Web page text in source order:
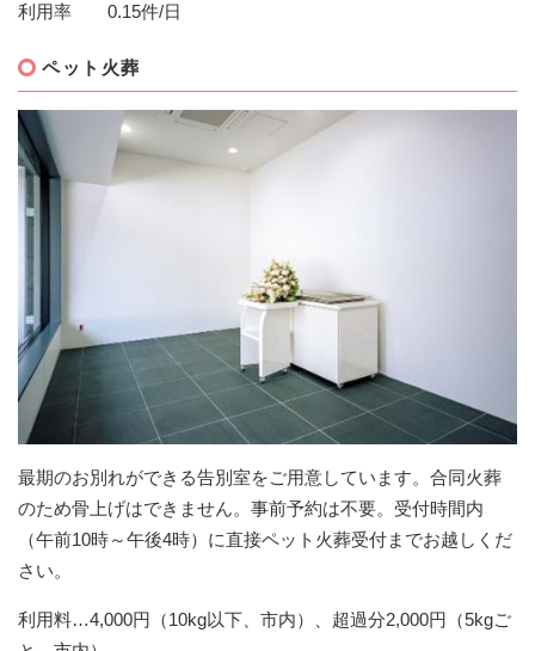
利用率 0.15件/日
ペット火葬
最期のお別れができる告別室をご用意しています。合同火葬
のため骨上げはできません。事前予約は不要。受付時間内
（午前10時～午後4時）に直接ペット火葬受付までお越しくだ
さい。
利用料…4,000円（10kg以下、市内）、超過分2,000円（5kgご